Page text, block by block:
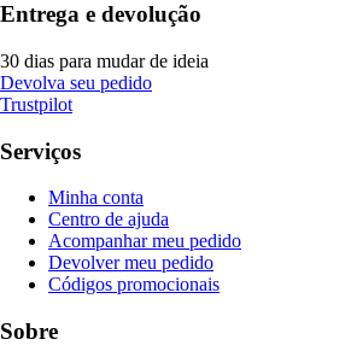
Entrega e devolução
30 dias para mudar de ideia
Devolva seu pedido
Trustpilot
Serviços
Minha conta
Centro de ajuda
Acompanhar meu pedido
Devolver meu pedido
Códigos promocionais
Sobre